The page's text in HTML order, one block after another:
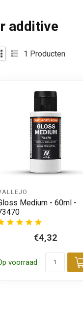
additive
1 Producten
Medium - 60ml -
€4,32
voorraad